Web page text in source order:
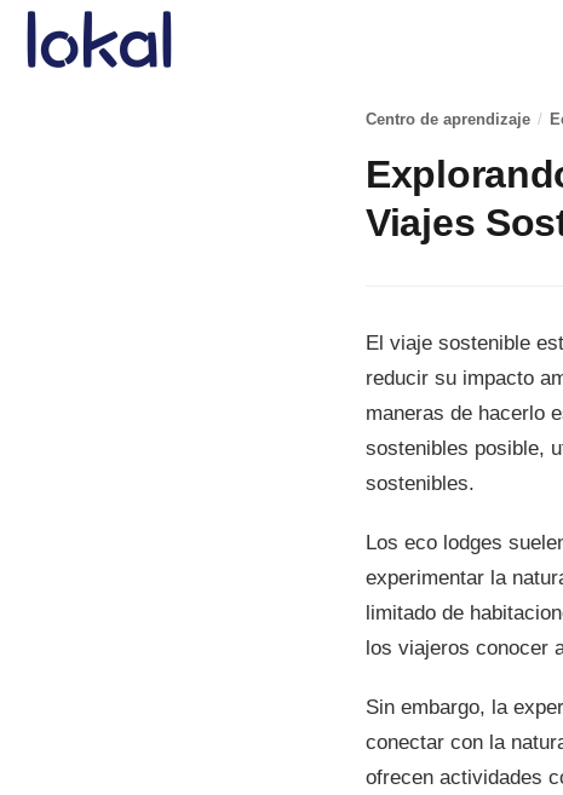
Skip to main content
Centro de aprendizaje /
Viajes
El viaje sostenible
reducir su impacto
maneras de hacerlo
sostenibles posible,
sostenibles.
Los eco lodges
experimentar la
limitado de
los viajeros conocer
Sin embargo, la
conectar con la
ofrecen actividades